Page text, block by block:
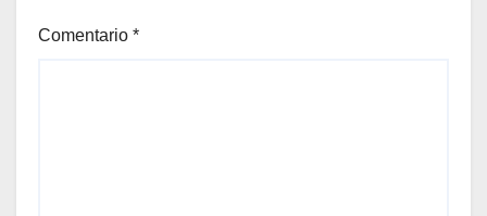
Comentario *